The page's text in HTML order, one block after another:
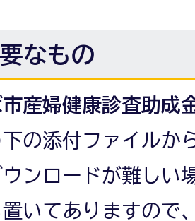
なもの
産婦健康診査助成
の添付ファイルか
ンロードが難しい
いてありますので